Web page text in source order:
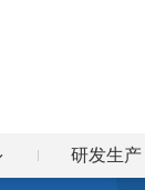
研发生产